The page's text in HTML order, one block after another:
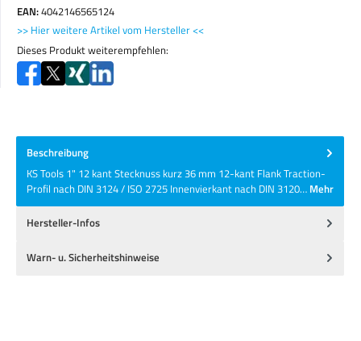
EAN:4042146565124
>> Hier weitere Artikel vom Hersteller <<
Dieses Produkt weiterempfehlen:
Beschreibung
KS Tools 1" 12 kant Stecknuss kurz 36 mm 12-kant Flank Traction-
Profil nach DIN 3124 / ISO 2725 Innenvierkant nach DIN 3120… Mehr
Hersteller-Infos
Warn- u. Sicherheitshinweise